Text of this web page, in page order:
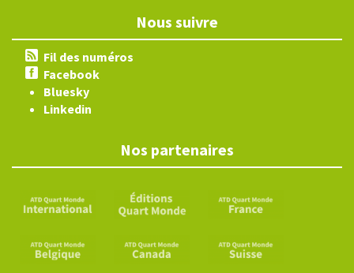
Nous suivre
Fil des numéros
Facebook
Bluesky
Linkedin
Nos partenaires